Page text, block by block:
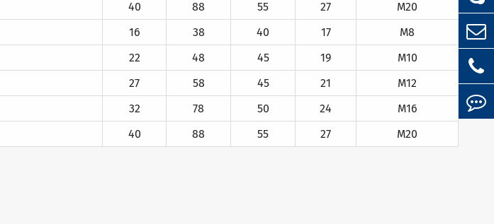
40 88 55 27
M20
16 38 40 17
M8
22 48 45 19
M10
27 58 45 21
M12
32 78 50 24
M16
40 88 55 27 M20